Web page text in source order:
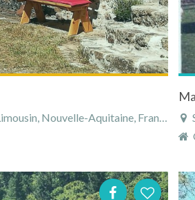
Nouvelle-Aquitaine, France